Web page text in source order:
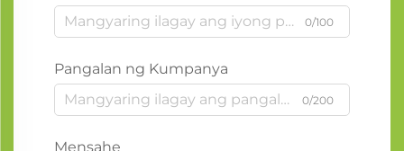
0/100
Pangalan ng Kumpanya
0/200
Mensahe